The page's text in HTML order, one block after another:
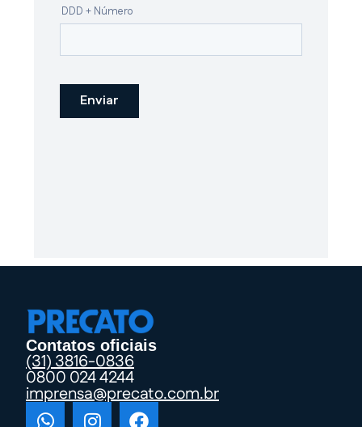
Contatos oficiais
(31) 3816-0836
0800 024 4244
imprensa@precato.com.br